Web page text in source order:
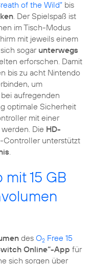
of the Wild“ bis
. Der Spielspaß ist
im Tisch-Modus
mit jeweils einem
sogar unterwegs
erforschen. Damit
bis zu acht Nintendo
um
aufregenden
optimale Sicherheit
mit einer
Die HD-
Controller unterstützt
.
15 GB
des O2 Free 15
Online“-App für
sich sorgen über